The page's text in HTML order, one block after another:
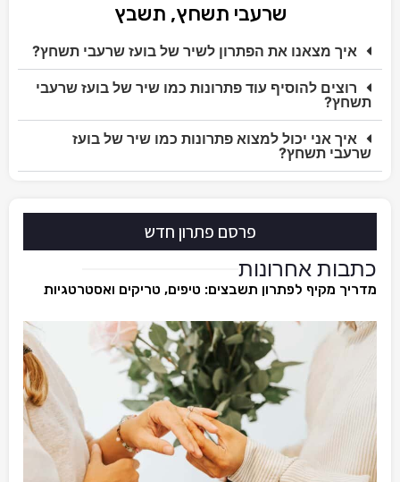
שרעבי תשחץ, תשבץ
איך מצאנו את הפתרון לשיר של בועז שרעבי תשחץ?
רוצים להוסיף עוד פתרונות כמו שיר של בועז שרעבי
תשחץ?
איך אני יכול למצוא פתרונות כמו שיר של בועז
שרעבי תשחץ?
פרסם פתרון חדש
כתבות אחרונות
מדריך מקיף לפתרון תשבצים: טיפים, טריקים ואסטרטגיות